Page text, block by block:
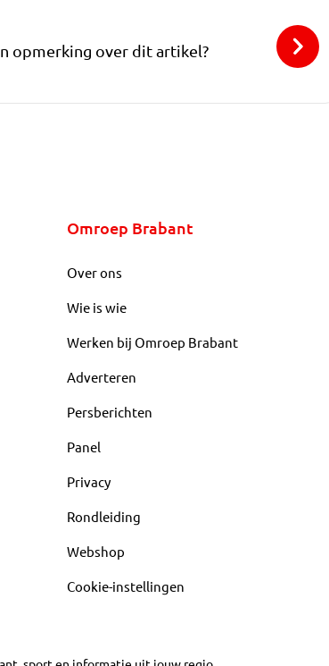
opmerking over dit artikel?
Omroep Brabant
Over ons
Wie is wie
Werken bij Omroep Brabant
Adverteren
Persberichten
Panel
Privacy
Rondleiding
Webshop
Cookie-instellingen